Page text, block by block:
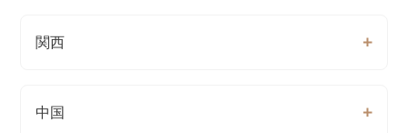
関西
中国